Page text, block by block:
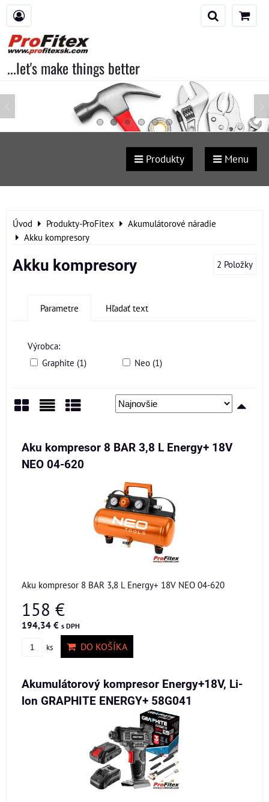
...let's make things better
Produkty Menu
Úvod Produkty-ProFitex
Akumulátorové náradie
Akku kompresory
Akku kompresory 2 Položky
Parametre Hľadať text
Výrobca:
Graphite (1)
Neo (1)
Aku kompresor 8 BAR 3,8 L Energy+ 18V
NEO 04-620
Aku kompresor 8 BAR 3,8 L Energy+ 18V NEO 04-620
158 €
194,34 € s DPH
ks DO KOŠÍKA
Akumulátorový kompresor Energy+18V, Li-
lon GRAPHITE ENERGY+ 58G041